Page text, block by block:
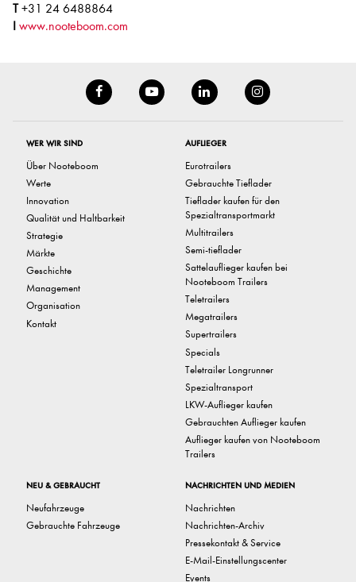
T+31 24 6488864
I www.nooteboom.com
WER WIR SIND
Über Nooteboom
Werte
Innovation
Qualität und Haltbarkeit
Strategie
Märkte
Geschichte
Management
Organisation
Kontakt
AUFLIEGER
Eurotrailers
Gebrauchte Tieflader
Tieflader kaufen für den
Spezialtransportmarkt
Multitrailers
Semi-tieflader
Sattelauflieger kaufen bei
Nooteboom Trailers
Teletrailers
Megatrailers
Supertrailers
Specials
Teletrailer Longrunner
Spezialtransport
LKW-Auflieger kaufen
Gebrauchten Auflieger kaufen
Auflieger kaufen von Nooteboom
Trailers
NEU & GEBRAUCHT
Neufahrzeuge
Gebrauchte Fahrzeuge
NACHRICHTEN UND MEDIEN
Nachrichten
Nachrichten-Archiv
Pressekontakt & Service
E-Mail-Einstellungscenter
Events